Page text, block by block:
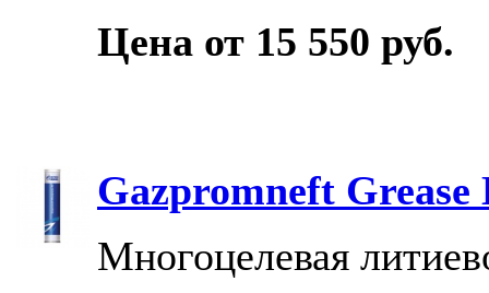
Цена от 15 550 руб.
Gazpromneft Grease
Многоцелевая